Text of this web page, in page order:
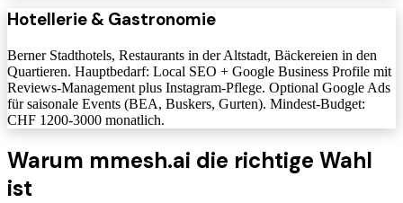
Hotellerie & Gastronomie
Berner Stadthotels, Restaurants in der Altstadt, Bäckereien in den
Quartieren. Hauptbedarf: Local SEO + Google Business Profile mit
Reviews-Management plus Instagram-Pflege. Optional Google Ads
für saisonale Events (BEA, Buskers, Gurten). Mindest-Budget:
CHF 1200-3000 monatlich.
Warum mmesh.ai die richtige Wahl
ist